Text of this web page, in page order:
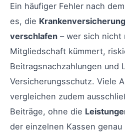
Ein häufiger Fehler nach
es, die
verschlafen – wer sich nicht
Mitgliedschaft kümmert,
Beitragsnachzahlungen und
Versicherungsschutz. Viele
vergleichen zudem
Beiträge, ohne die
der einzelnen Kassen